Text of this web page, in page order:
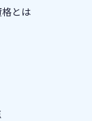
とは